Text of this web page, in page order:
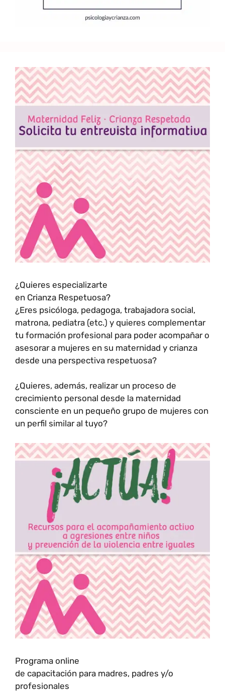
¿Quieres especializarte
en Crianza Respetuosa?
¿Eres psicóloga, pedagoga, trabajadora social,
matrona, pediatra (etc.) y quieres complementar
tu formación profesional para poder acompañar o
asesorar a mujeres en su maternidad y crianza
desde una perspectiva respetuosa?
¿Quieres, además, realizar un proceso de
crecimiento personal desde la maternidad
consciente en un pequeño grupo de mujeres con
un perfil similar al tuyo?
Programa online
de capacitación para madres, padres y/o
profesionales